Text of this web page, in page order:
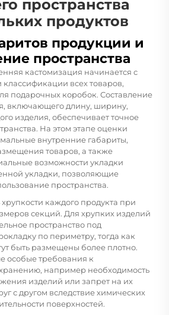
пространства
продуктов
продукции и
пространства
кастомизация начинается с
всех товаров,
подарочных коробок. Составление
включающего длину, ширину,
изделия, обеспечивает точное
На этом этапе оценки
внутренние габариты,
товаров, а также
возможности укладки
укладки, позволяющие
пространства.
каждого продукта при
секций. Для хрупких изделий
пространство под
по периметру, тогда как
быть размещены более плотно.
особые требования к
например необходимость
изделий или запрет на их
с другом вследствие химических
поверхностей.